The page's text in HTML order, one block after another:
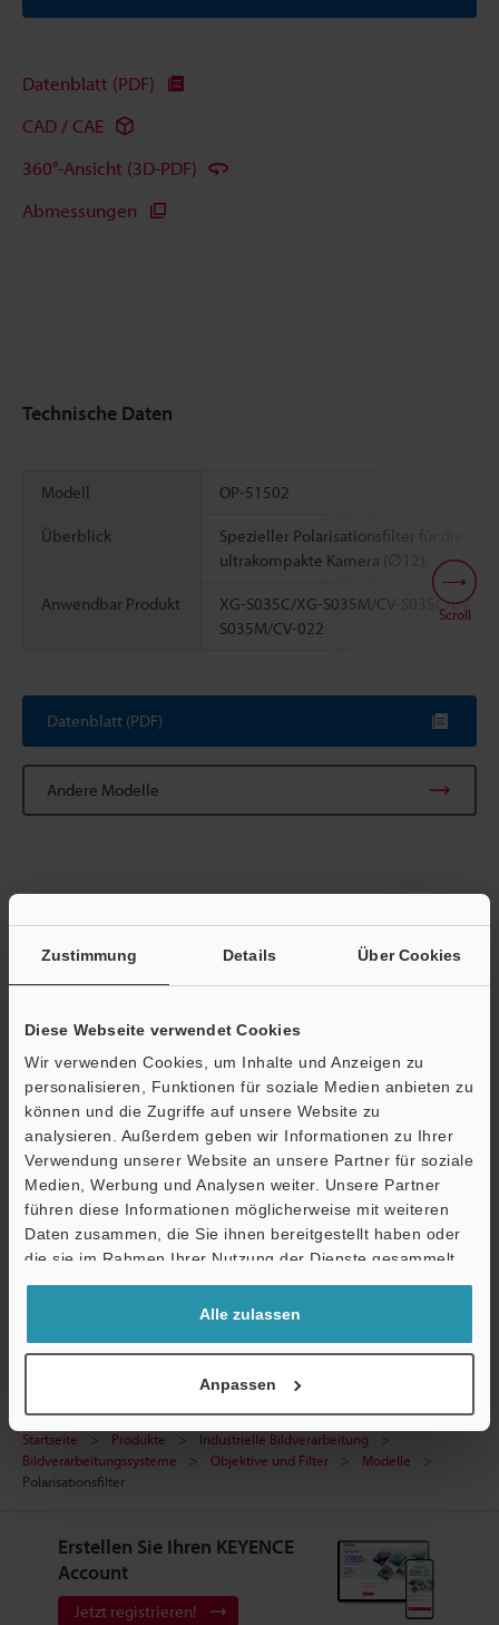
Zustimmung Details Über Cookies
Diese Webseite verwendet Cookies
Wir verwenden Cookies, um Inhalte und Anzeigen zu
personalisieren, Funktionen für soziale Medien anbieten zu
können und die Zugriffe auf unsere Website zu
analysieren. Außerdem geben wir Informationen zu Ihrer
Verwendung unserer Website an unsere Partner für soziale
Medien, Werbung und Analysen weiter. Unsere Partner
führen diese Informationen möglicherweise mit weiteren
Daten zusammen, die Sie ihnen bereitgestellt haben oder
die sie im Rahmen Ihrer Nutzung der Dienste gesammelt
haben.
Alle zulassen
Anpassen
Datenblatt (PDF)
CAD / CAE
360°-Ansicht (3D-PDF)
Abmessungen
Technische Daten
Modell OP-51502
Überblick
Spezieller Polarisationsfilter für die
ultrakompakte Kamera (∅12).
Anwendbar Produkt
XG-S035C/XG-S035M/CV-S035C/CV-
S035M/CV-022
Scroll
Datenblatt (PDF)
Andere Modelle
Broschüre herunterladen
Technische Leitfäden
Datenblatt (PDF)
CAD / CAE
Fragen
Terminwunsch
Testgerät anfordern
Bildverarbeitungssysteme
Startseite Produkte
Industrielle Bildverarbeitung
Bildverarbeitungssysteme
Objektive und Filter
Modelle
Polarisationsfilter
Erstellen Sie Ihren KEYENCE
Account
Jetzt registrieren!
Support